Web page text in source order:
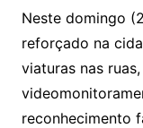
Neste domingo
reforçado na
viaturas nas
reconhecimento